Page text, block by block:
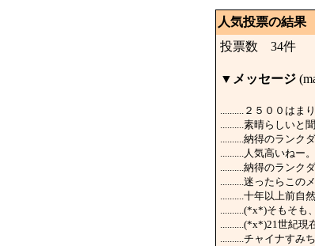
人気投票の結果
投票数 34件
▼ メッセージ
..........２５００はま
..........素晴らしいと
..........納得のランク
..........人気高いねー
..........納得のランク
..........迷ったらこの
..........十年以上前自
..........(*x*)そもそも
..........(*x*)21世紀現
..........チャイナすみ